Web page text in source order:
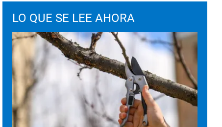
LO QUE SE LEE AHORA